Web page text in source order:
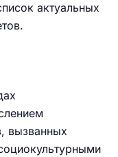
актуальных
вызванных